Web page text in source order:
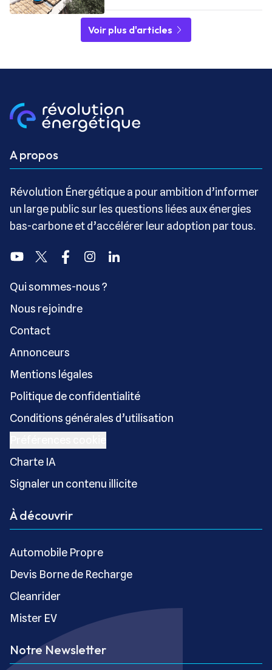
Voir plus d'articles
A propos
Révolution Énergétique a pour ambition d’informer
un large public sur les questions liées aux énergies
bas-carbone et d’accélérer leur adoption par tous.
YoutubeTwitter FacebookInstagramLinkedin
Qui sommes-nous ?
Nous rejoindre
Contact
Annonceurs
Mentions légales
Politique de confidentialité
Conditions générales d’utilisation
Charte IA
Signaler un contenu illicite
À découvrir
Automobile Propre
Devis Borne de Recharge
Cleanrider
Mister EV
Notre Newsletter